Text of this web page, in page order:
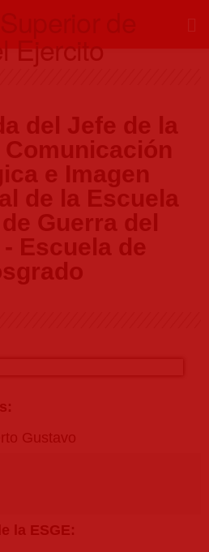
del Jefe de la
e Imagen
de la Escuela
Guerra del
Escuela de
Gustavo
la ESGE: